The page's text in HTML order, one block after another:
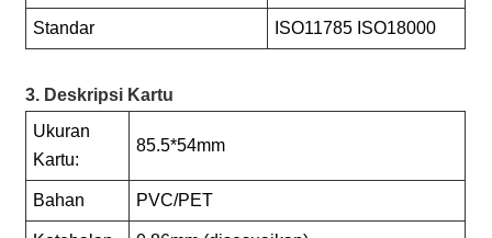
Standar ISO11785 ISO18000
3. Deskripsi Kartu
Ukuran
Kartu:
85.5*54mm
Bahan PVC/PET